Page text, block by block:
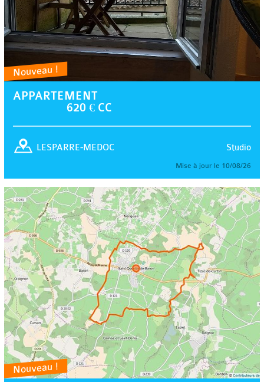
Nouveau !
APPARTEMENT
620 € CC
Studio
LESPARRE-MEDOC
Mise à jour le 10/08/26
Nouveau !